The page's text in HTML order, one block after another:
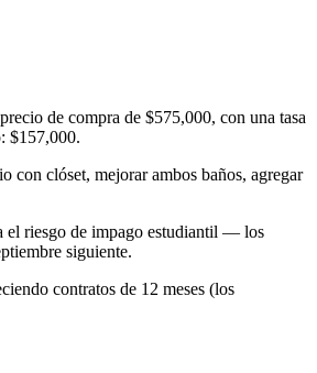
de compra de $575,000, con una tasa
$157,000.
con clóset, mejorar ambos baños, agregar
el riesgo de impago estudiantil — los
siguiente.
contratos de 12 meses (los